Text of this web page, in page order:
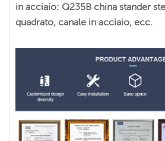
in acciaio: Q235B china stander
quadrato, canale in acciaio, ecc.